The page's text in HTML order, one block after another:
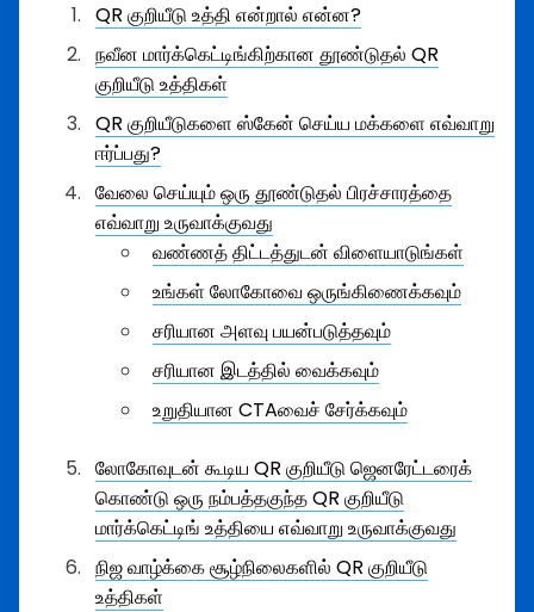
QR குறியீடு உத்தி என்றால் என்ன?
நவீன மார்க்கெட்டிங்கிற்கான தூண்டுதல் QR
குறியீடு உத்திகள்
QR குறியீடுகளை ஸ்கேன் செய்ய மக்களை எவ்வாறு
ஈர்ப்பது?
வேலை செய்யும் ஒரு தூண்டுதல் பிரச்சாரத்தை
எவ்வாறு உருவாக்குவது
வண்ணத் திட்டத்துடன் விளையாடுங்கள்
உங்கள் லோகோவை ஒருங்கிணைக்கவும்
சரியான அளவு பயன்படுத்தவும்
சரியான இடத்தில் வைக்கவும்
உறுதியான CTAவைச் சேர்க்கவும்
லோகோவுடன் கூடிய QR குறியீடு ஜெனரேட்டரைக்
கொண்டு ஒரு நம்பத்தகுந்த QR குறியீடு
மார்க்கெட்டிங் உத்தியை எவ்வாறு உருவாக்குவது
நிஜ வாழ்க்கை சூழ்நிலைகளில் QR குறியீடு
உத்திகள்